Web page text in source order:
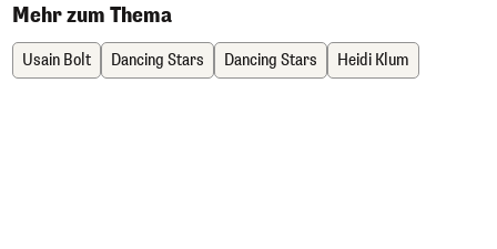
Mehr zum Thema
Usain Bolt Dancing Stars Dancing Stars Heidi Klum